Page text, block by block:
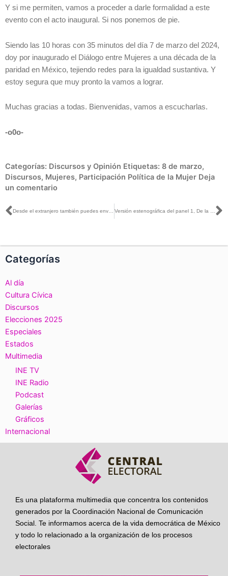
Y si me permiten, vamos a proceder a darle formalidad a este
evento con el acto inaugural. Si nos ponemos de pie.
Siendo las 10 horas con 35 minutos del día 7 de marzo del 2024,
doy por inaugurado el Diálogo entre Mujeres a una década de la
paridad en México, tejiendo redes para la igualdad sustantiva. Y
estoy segura que muy pronto la vamos a lograr.
Muchas gracias a todas. Bienvenidas, vamos a escucharlas.
-o0o-
Categorías: Discursos y Opinión Etiquetas: 8 de marzo,
Discursos, Mujeres, Participación Política de la Mujer Deja
un comentario
Ant Desde el extranjero también puedes enviar tus preguntas para las candidaturas y participar en el primer debate Versión estenográfica del panel 1, De la paridad cuantitativa a la paridad cualitativa, en el marco del Diálogo entre mujeres a una década de la paridad en México
Categorías
Al día
Cultura Cívica
Discursos
Elecciones 2025
Especiales
Estados
Multimedia
INE TV
INE Radio
Podcast
Galerías
Gráficos
Internacional
Es una plataforma multimedia que concentra los contenidos
generados por la Coordinación Nacional de Comunicación
Social. Te informamos acerca de la vida democrática de México
y todo lo relacionado a la organización de los procesos
electorales